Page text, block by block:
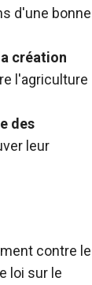
d'une bonne
création
l'agriculture
des
leur
contre le
loi sur le